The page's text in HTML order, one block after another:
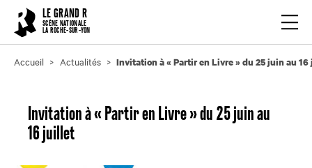
LE GRAND R
SCÈNE NATIONALE
LA ROCHE-SUR-YON
Accueil Actualités Invitation à « Partir en Livre » du 25 juin au
Invitation à « Partir en Livre » du 25 juin au
16 juillet
Cookies management panel